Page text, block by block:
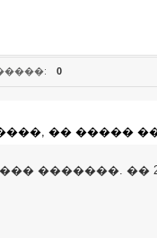
0
�� �����
�������. ��